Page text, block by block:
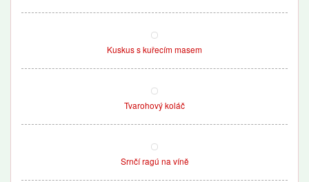
Kuskus s kuřecím masem
Tvarohový koláč
Srnčí ragú na víně